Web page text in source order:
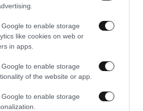
to enable storage
like cookies on web or
in apps.
to enable storage
of the website or app.
to enable storage